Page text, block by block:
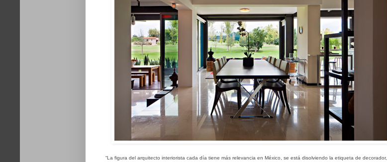
“La figura del arquitecto interiorista cada día tiene más relevancia en México, se está disolviendo la etiqueta de decorador,